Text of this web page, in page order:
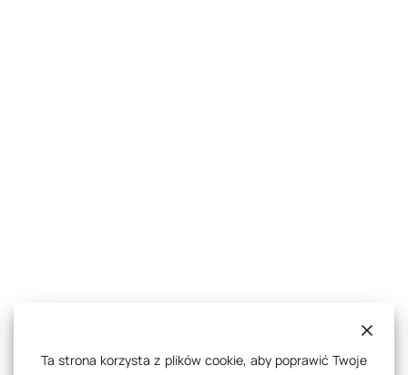
Ta strona korzysta z plików cookie, aby poprawić Twoje